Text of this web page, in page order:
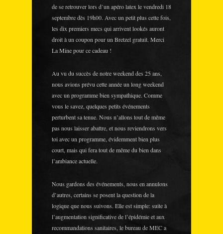
de se retrouver lors d’un apéro latex le vendredi 18
septembre dès 19h00. Avec un petit plus cette fois,
les dix premiers mecs qui arrivent lookés auront
droit à un coupon pour un Bretzel gratuit. Merci
La Mine pour ce cadeau !
Au vu du succès de notre weekend des 25 ans,
nous avions prévu cette année un long weekend
avec un programme bien sympathique. Comme
vous le savez, quelques petits événements
perturbent sa tenue. Nous n’allons tout de même
pas nous laisser abattre, et nous reviendrons vers
toi avec un programme, évidemment bien plus
court, mais qui fera tout de même du bien dans
l’ambiance actuelle.
Nous gardons des événements, nous en annulons
d’autres, certains se posent la question de la
logique que nous suivons. Elle est simple: suite à
l’augmentation significative de l’épidémie et aux
recommandations sanitaires, le bureau de MEC a